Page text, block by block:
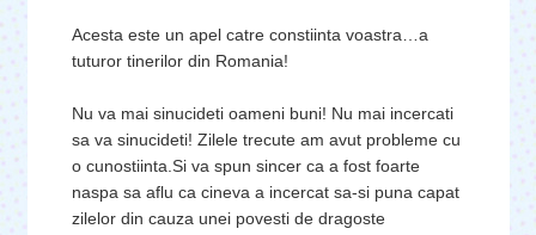
Acesta este un apel catre constiinta voastra…a
tuturor tinerilor din Romania!
Nu va mai sinucideti oameni buni! Nu mai incercati
sa va sinucideti! Zilele trecute am avut probleme cu
o cunostiinta.Si va spun sincer ca a fost foarte
naspa sa aflu ca cineva a incercat sa-si puna capat
zilelor din cauza unei povesti de dragoste